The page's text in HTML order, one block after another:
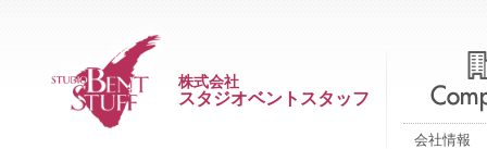
株式会社
スタジオベントスタッフ
会社情報